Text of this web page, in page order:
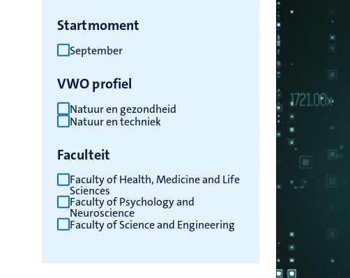
Startmoment
September
VWO profiel
Natuur en gezondheid
Natuur en techniek
Faculteit
Faculty of Health, Medicine and Life
Sciences
Faculty of Psychology and
Neuroscience
Faculty of Science and Engineering